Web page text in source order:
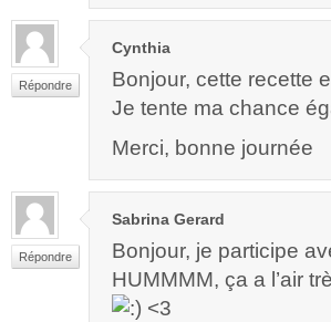
Répondre
Cynthia
Bonjour, cette recette
Je tente ma chance
Merci, bonne journée
Répondre
Sabrina Gerard
Bonjour, je participe
HUMMMM, ça a l’air
<3